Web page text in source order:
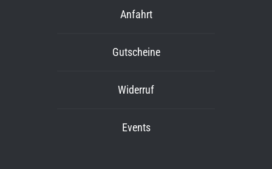
Anfahrt
Gutscheine
Widerruf
Events